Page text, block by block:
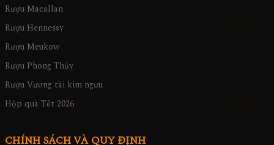
Rượu Macallan
Rượu Hennessy
Rượu Meukow
Rượu Phong Thủy
Rượu Vương tài kim ngưu
Hộp quà Tết 2026
CHÍNH SÁCH VÀ QUY ĐỊNH